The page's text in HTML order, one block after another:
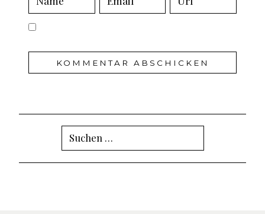
Suchen
nach: